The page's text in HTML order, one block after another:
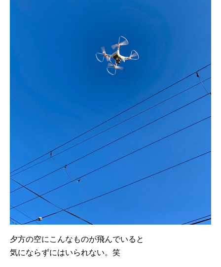
夕方の空にこんなものが飛んでいると
気にならずにはいられない。笑